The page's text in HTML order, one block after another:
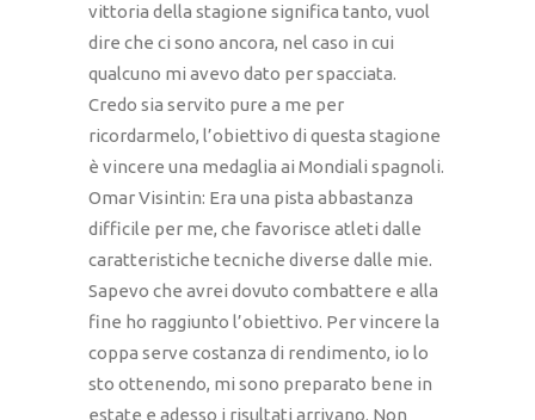
vittoria della stagione significa tanto, vuol
dire che ci sono ancora, nel caso in cui
qualcuno mi avevo dato per spacciata.
Credo sia servito pure a me per
ricordarmelo, l’obiettivo di questa stagione
è vincere una medaglia ai Mondiali spagnoli.
Omar Visintin: Era una pista abbastanza
difficile per me, che favorisce atleti dalle
caratteristiche tecniche diverse dalle mie.
Sapevo che avrei dovuto combattere e alla
fine ho raggiunto l’obiettivo. Per vincere la
coppa serve costanza di rendimento, io lo
sto ottenendo, mi sono preparato bene in
estate e adesso i risultati arrivano. Non